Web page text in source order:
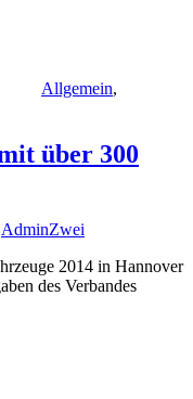
Allgemein,
über 300
AdminZwei
2014 in Hannover
des Verbandes